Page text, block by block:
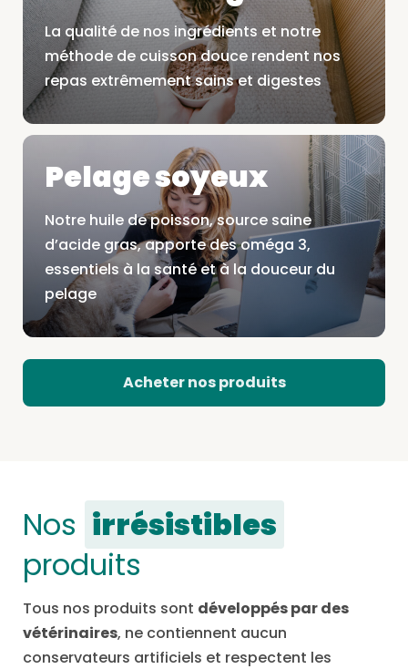
La qualité de nos ingrédients et notre
méthode de cuisson douce rendent nos
repas extrêmement sains et digestes
Pelage soyeux
Notre huile de poisson, source saine
d’acide gras, apporte des oméga 3,
essentiels à la santé et à la douceur du
pelage
Acheter nos produits
Nos irrésistibles
produits
Tous nos produits sont développés par des
vétérinaires, ne contiennent aucun
conservateurs artificiels et respectent les